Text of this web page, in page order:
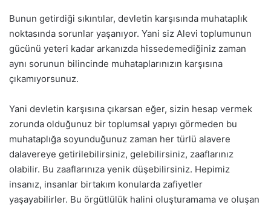
Bunun getirdiği sıkıntılar, devletin karşısında muhataplık
noktasında sorunlar yaşanıyor. Yani siz Alevi toplumunun
gücünü yeteri kadar arkanızda hissedemediğiniz zaman
aynı sorunun bilincinde muhataplarınızın karşısına
çıkamıyorsunuz.
Yani devletin karşısına çıkarsan eğer, sizin hesap vermek
zorunda olduğunuz bir toplumsal yapıyı görmeden bu
muhataplığa soyunduğunuz zaman her türlü alavere
dalavereye getirilebilirsiniz, gelebilirsiniz, zaaflarınız
olabilir. Bu zaaflarınıza yenik düşebilirsiniz. Hepimiz
insanız, insanlar birtakım konularda zafiyetler
yaşayabilirler. Bu örgütlülük halini oluşturamama ve oluşan